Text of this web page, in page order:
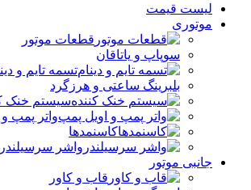
لیست قیمت
موتوری
قطعات موتور
سوپاپ و یاتاقان
تسمه تایم و
بلبرینگ ساعتی و هرزگرد
سیستم خنک
واتر پمپ
کاسنمدها
واشر سرسیلندر
جانبی موتور
قاب و کاور